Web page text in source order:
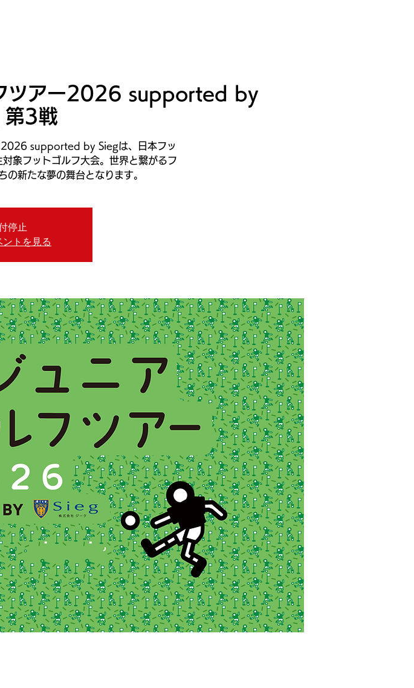
ツアー2026 supported by
第3戦
2026 supported by Siegは、日本フッ
象フットゴルフ大会。世界と繋がるフ
の新たな夢の舞台となります。
停止
ントを見る